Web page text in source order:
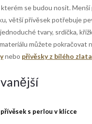
se budou nosit.
větší přívěsek potřebuje
tvary, srdíčka,
můžete pokračovat
nebo přívěsky z bílého zlata
s perlou v klícce